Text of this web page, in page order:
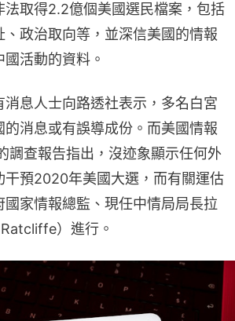
法取得2.2億個美國選民檔案，包括
政治取向等，並深信美國的情報
活動的資料。
息人士向路透社表示，多名白宮
的消息或有誤導成份。而美國情報
調查報告指出，沒迹象顯示任何外
干預2020年美國大選，而有關運估
國家情報總監、現任中情局局長拉
）進行。